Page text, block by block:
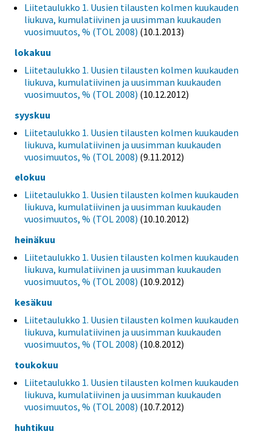
Liitetaulukko 1. Uusien tilausten kolmen kuukauden
liukuva, kumulatiivinen ja uusimman kuukauden
vuosimuutos, % (TOL 2008) (10.1.2013)
lokakuu
Liitetaulukko 1. Uusien tilausten kolmen kuukauden
liukuva, kumulatiivinen ja uusimman kuukauden
vuosimuutos, % (TOL 2008) (10.12.2012)
syyskuu
Liitetaulukko 1. Uusien tilausten kolmen kuukauden
liukuva, kumulatiivinen ja uusimman kuukauden
vuosimuutos, % (TOL 2008) (9.11.2012)
elokuu
Liitetaulukko 1. Uusien tilausten kolmen kuukauden
liukuva, kumulatiivinen ja uusimman kuukauden
vuosimuutos, % (TOL 2008) (10.10.2012)
heinäkuu
Liitetaulukko 1. Uusien tilausten kolmen kuukauden
liukuva, kumulatiivinen ja uusimman kuukauden
vuosimuutos, % (TOL 2008) (10.9.2012)
kesäkuu
Liitetaulukko 1. Uusien tilausten kolmen kuukauden
liukuva, kumulatiivinen ja uusimman kuukauden
vuosimuutos, % (TOL 2008) (10.8.2012)
toukokuu
Liitetaulukko 1. Uusien tilausten kolmen kuukauden
liukuva, kumulatiivinen ja uusimman kuukauden
vuosimuutos, % (TOL 2008) (10.7.2012)
huhtikuu